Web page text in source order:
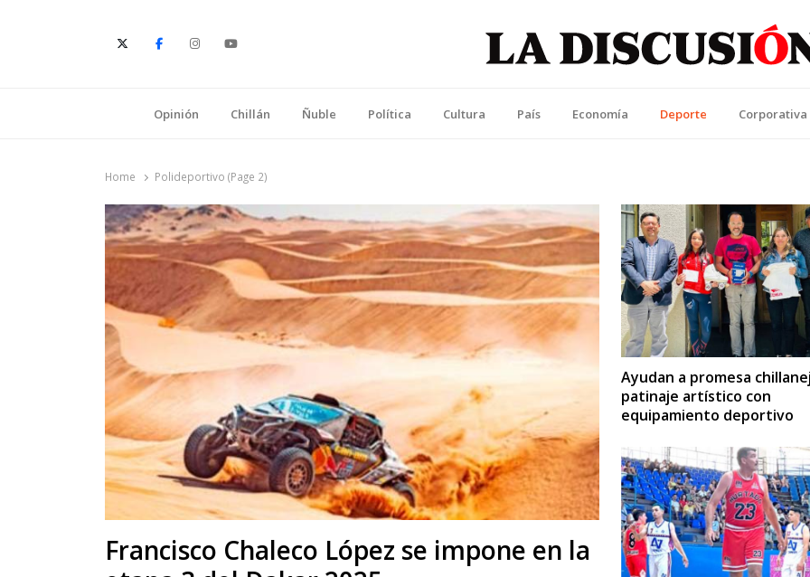
Opinión
Chillán Ñuble Política Cultura País Economía Deporte Corporativa
Home Polideportivo (Page 2)
Francisco Chaleco López se impone en la
Ayudan a promesa
patinaje artístico con
equipamiento deportivo